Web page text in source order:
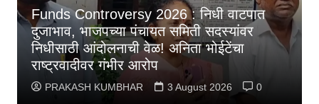
Funds Controversy 2026 : निधी वाटपात
दुजाभाव, भाजपच्या पंचायत समिती सदस्यांवर
निधीसाठी आंदोलनाची वेळ! अनिता भोईटेंचा
राष्ट्रवादीवर गंभीर आरोप
PRAKASH KUMBHAR 3 August 2026 0